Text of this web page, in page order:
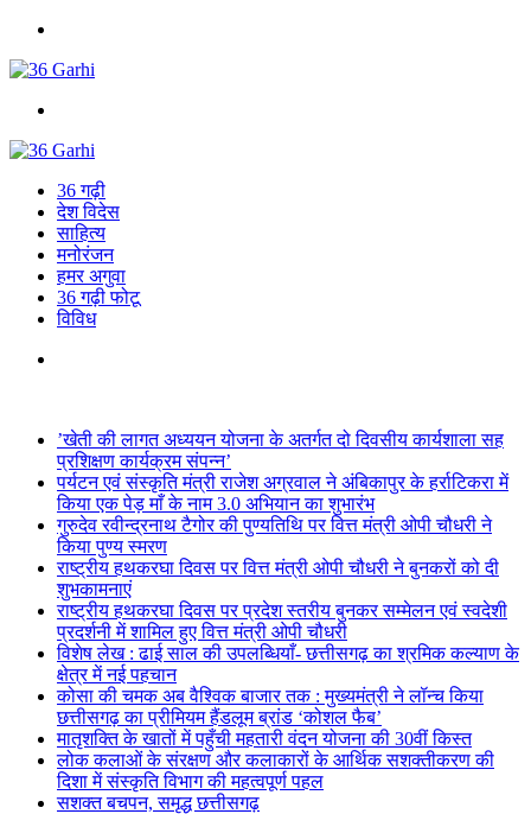
36 गढ़ी
देश विदेस
साहित्य
मनोरंजन
हमर अगुवा
36 गढ़ी फोटू
विविध
’खेती की लागत अध्ययन योजना के अतर्गत दो दिवसीय कार्यशाला सह
प्रशिक्षण कार्यक्रम संपन्न’
पर्यटन एवं संस्कृति मंत्री राजेश अग्रवाल ने अंबिकापुर के हर्राटिकरा में
किया एक पेड़ माँ के नाम 3.0 अभियान का शुभारंभ
गुरुदेव रवीन्द्रनाथ टैगोर की पुण्यतिथि पर वित्त मंत्री ओपी चौधरी ने
किया पुण्य स्मरण
राष्ट्रीय हथकरघा दिवस पर वित्त मंत्री ओपी चौधरी ने बुनकरों को दी
शुभकामनाएं
राष्ट्रीय हथकरघा दिवस पर प्रदेश स्तरीय बुनकर सम्मेलन एवं स्वदेशी
प्रदर्शनी में शामिल हुए वित्त मंत्री ओपी चौधरी
विशेष लेख : ढाई साल की उपलब्धियाँ- छत्तीसगढ़ का श्रमिक कल्याण के
क्षेत्र में नई पहचान
कोसा की चमक अब वैश्विक बाजार तक : मुख्यमंत्री ने लॉन्च किया
छत्तीसगढ़ का प्रीमियम हैंडलूम ब्रांड ‘कोशल फैब’
मातृशक्ति के खातों में पहुँची महतारी वंदन योजना की 30वीं किस्त
लोक कलाओं के संरक्षण और कलाकारों के आर्थिक सशक्तीकरण की
दिशा में संस्कृति विभाग की महत्वपूर्ण पहल
सशक्त बचपन, समृद्ध छत्तीसगढ़